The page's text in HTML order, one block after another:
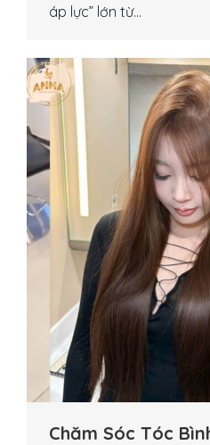
áp lực” lớn từ…
Chăm Sóc Tóc